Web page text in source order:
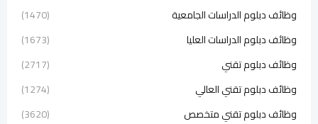
وظائف دبلوم الدراسات الجامعية
(1470)
وظائف دبلوم الدراسات العليا
(1673)
وظائف دبلوم تقني
(2717)
وظائف دبلوم تقني العالي
(1274)
وظائف دبلوم تقني متخصص
(3620)